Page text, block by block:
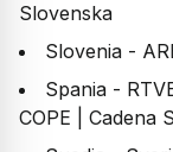
Slovenska
Slovenia -
Spania -
COPE | Cadena